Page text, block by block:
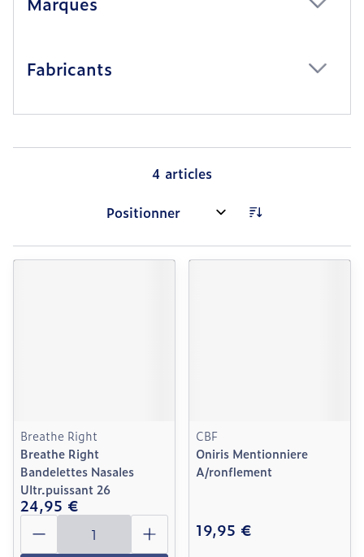
Fabricants
4 articles
Trier par:
Breathe Right
Breathe Right
Bandelettes Nasales
Ultr.puissant 26
24,95 €
Quantité
CBF
Oniris Mentionniere
A/ronflement
19,95 €